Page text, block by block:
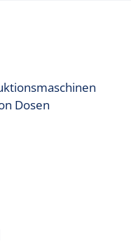
Dosen